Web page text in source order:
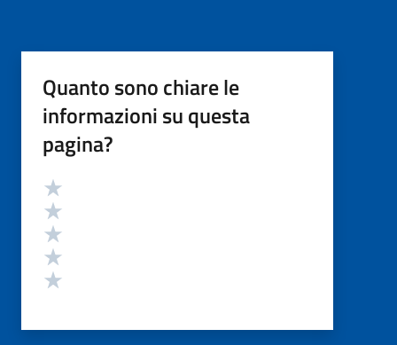
Quanto sono chiare le
informazioni su questa
pagina?
Valutazione